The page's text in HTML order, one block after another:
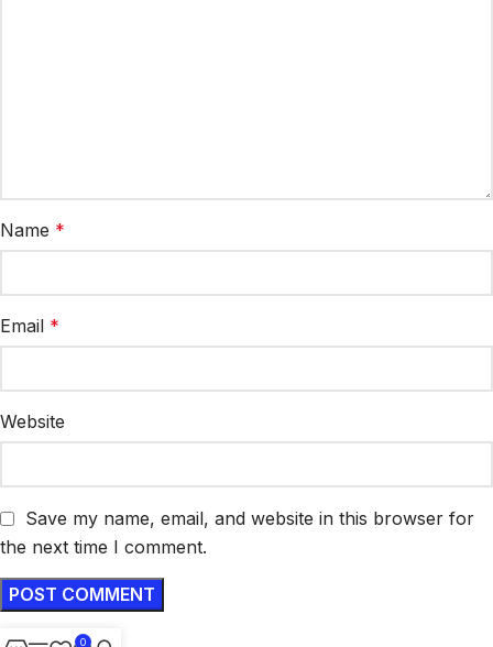
Name *
Email *
Website
Save my name, email, and website in this browser for
the next time I comment.
0